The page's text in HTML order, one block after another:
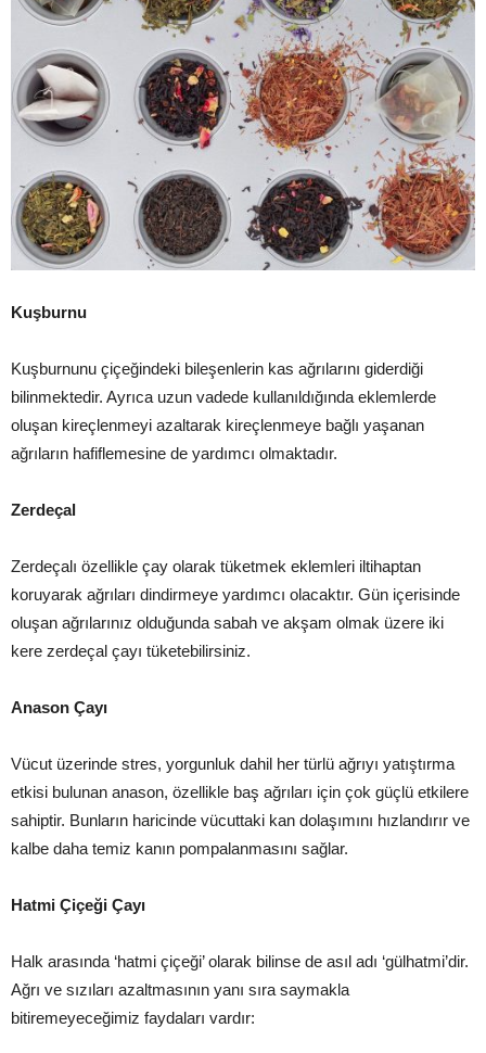
Kuşburnu
Kuşburnunu çiçeğindeki bileşenlerin kas ağrılarını giderdiği
bilinmektedir. Ayrıca uzun vadede kullanıldığında eklemlerde
oluşan kireçlenmeyi azaltarak kireçlenmeye bağlı yaşanan
ağrıların hafiflemesine de yardımcı olmaktadır.
Zerdeçal
Zerdeçalı özellikle çay olarak tüketmek eklemleri iltihaptan
koruyarak ağrıları dindirmeye yardımcı olacaktır. Gün içerisinde
oluşan ağrılarınız olduğunda sabah ve akşam olmak üzere iki
kere zerdeçal çayı tüketebilirsiniz.
Anason Çayı
Vücut üzerinde stres, yorgunluk dahil her türlü ağrıyı yatıştırma
etkisi bulunan anason, özellikle baş ağrıları için çok güçlü etkilere
sahiptir. Bunların haricinde vücuttaki kan dolaşımını hızlandırır ve
kalbe daha temiz kanın pompalanmasını sağlar.
Hatmi Çiçeği Çayı
Halk arasında ‘hatmi çiçeği’ olarak bilinse de asıl adı ‘gülhatmi’dir.
Ağrı ve sızıları azaltmasının yanı sıra saymakla
bitiremeyeceğimiz faydaları vardır: